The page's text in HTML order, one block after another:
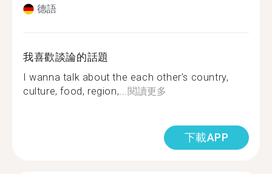
德語
我喜歡談論的話題
I wanna talk about the each other’s country,
culture, food, region,...閱讀更多
下載APP